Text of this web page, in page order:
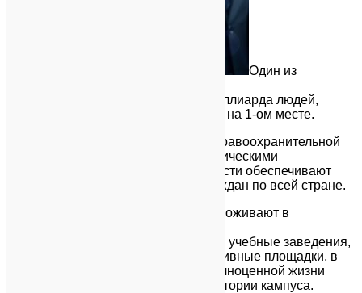
Один из
В стране, где проживает более 1 миллиарда людей,
вопрос безопасности граждан стоит на 1-ом месте.
1) Китай обладает очень развитой правоохранительной
системой, а так же передовыми оптическими
технологиями, которые в совокупности обеспечивают
высокий уровень безопасности граждан по всей стране.
2) В вузах иностранные студенты проживают в
кампусах, в которых расположены и учебные заведения,
и библиотеки, и общежития, и спортивные площадки, в
общем, все, что необходимо для полноценной жизни
студента все расположено на территории кампуса.